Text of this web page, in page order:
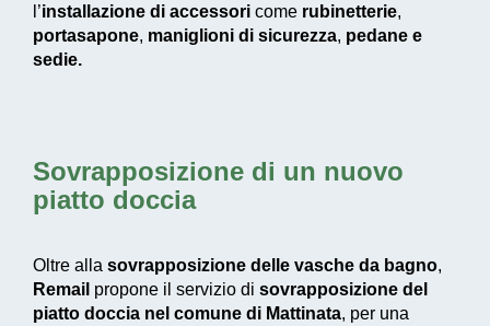
l’installazione di accessori come rubinetterie,
portasapone, maniglioni di sicurezza, pedane e
sedie.
Sovrapposizione di un nuovo
piatto doccia
Oltre alla sovrapposizione delle vasche da bagno,
Remail propone il servizio di sovrapposizione del
piatto doccia nel comune di Mattinata, per una